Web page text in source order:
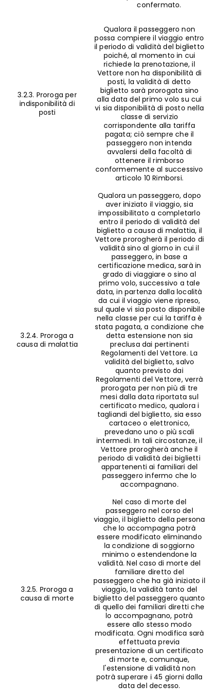
confermato.
3.2.3. Proroga per
indisponibilità di
posti
Qualora il passeggero non
possa compiere il viaggio entro
il periodo di validità del biglietto
poiché, al momento in cui
richiede la prenotazione, il
Vettore non ha disponibilità di
posti, la validità di detto
biglietto sarà prorogata sino
alla data del primo volo su cui
vi sia disponibilità di posto nella
classe di servizio
corrispondente alla tariffa
pagata; ciò sempre che il
passeggero non intenda
avvalersi della facoltà di
ottenere il rimborso
conformemente al successivo
articolo 10 Rimborsi.
3.2.4. Proroga a
causa di malattia
Qualora un passeggero, dopo
aver iniziato il viaggio, sia
impossibilitato a completarlo
entro il periodo di validità del
biglietto a causa di malattia, il
Vettore prorogherà il periodo di
validità sino al giorno in cui il
passeggero, in base a
certificazione medica, sarà in
grado di viaggiare o sino al
primo volo, successivo a tale
data, in partenza dalla località
da cui il viaggio viene ripreso,
sul quale vi sia posto disponibile
nella classe per cui la tariffa è
stata pagata, a condizione che
detta estensione non sia
preclusa dai pertinenti
Regolamenti del Vettore. La
validità del biglietto, salvo
quanto previsto dai
Regolamenti del Vettore, verrà
prorogata per non più di tre
mesi dalla data riportata sul
certificato medico, qualora i
tagliandi del biglietto, sia esso
cartaceo o elettronico,
prevedano uno o più scali
intermedi. In tali circostanze, il
Vettore prorogherà anche il
periodo di validità dei biglietti
appartenenti ai familiari del
passeggero infermo che lo
accompagnano.
3.2.5. Proroga a
causa di morte
Nel caso di morte del
passeggero nel corso del
viaggio, il biglietto della persona
che lo accompagna potrà
essere modificato eliminando
la condizione di soggiorno
minimo o estendendone la
validità. Nel caso di morte del
familiare diretto del
passeggero che ha già iniziato il
viaggio, la validità tanto del
biglietto del passeggero quanto
di quello dei familiari diretti che
lo accompagnano, potrà
essere allo stesso modo
modificata. Ogni modifica sarà
effettuata previa
presentazione di un certificato
di morte e, comunque,
l'estensione di validità non
potrà superare i 45 giorni dalla
data del decesso.